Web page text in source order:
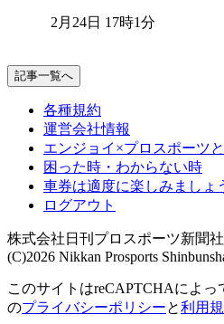
2月24日 17時1分
記事一覧へ
各種規約
運営会社情報
エンジョイ×プロスポーツ
困った時・わからない時
車券は適度に楽しみましょ
ログアウト
株式会社日刊プロスポーツ新聞社
(C)2026 Nikkan Prosports
このサイトはreCAPTCHAによっ
のプライバシーポリシーと利用